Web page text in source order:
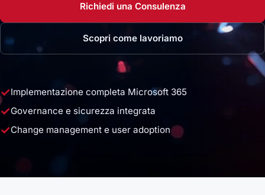
Richiedi una Consulenza
Scopri come lavoriamo
✓Implementazione completa Microsoft 365
✓Governance e sicurezza integrata
✓Change management e user adoption